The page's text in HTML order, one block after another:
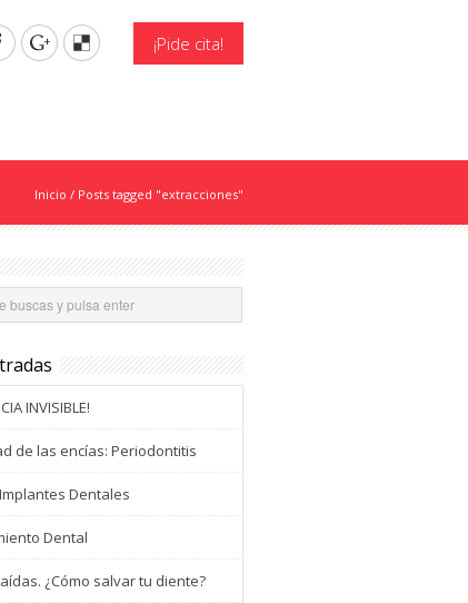
¡Pide cita!
Inicio / Posts tagged "extracciones"
INVISIBLE!
de las encías: Periodontitis
Dentales
Dental
¿Cómo salvar tu diente?